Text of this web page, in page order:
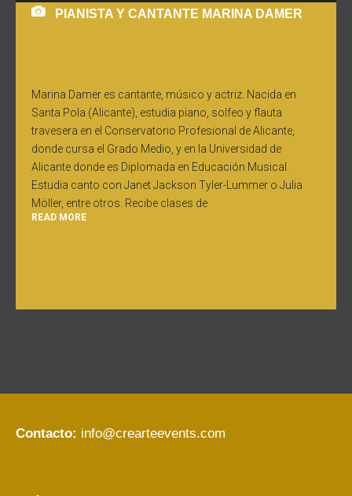
PIANISTA Y CANTANTE MARINA DAMER
Marina Damer es cantante, músico y actriz. Nacida en
Santa Pola (Alicante), estudia piano, solfeo y flauta
travesera en el Conservatorio Profesional de Alicante,
donde cursa el Grado Medio, y en la Universidad de
Alicante donde es Diplomada en Educación Musical.
Estudia canto con Janet Jackson Tyler-Lummer o Julia
Möller, entre otros. Recibe clases de
READ MORE
Contacto: info@crearteevents.com